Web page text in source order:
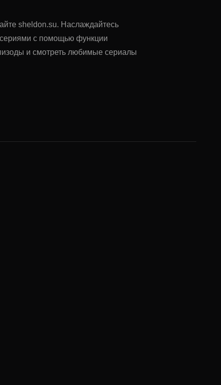
sheldon.su. Наслаждайтесь
с помощью функции
и смотреть любимые сериалы